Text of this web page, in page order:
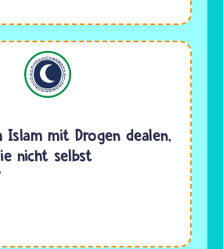
Islam mit Drogen dealen,
nicht selbst